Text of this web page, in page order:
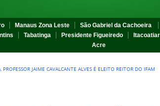
Manaus Zona Leste São Gabriel da Cachoeira
Tabatinga Presidente Figueiredo
Acre
PROFESSOR JAIME CAVALCANTE ALVES É ELEITO REITOR DO IFAM